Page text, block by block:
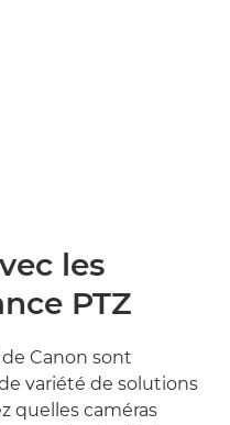
les
PTZ
de Canon sont
variété de solutions
quelles caméras